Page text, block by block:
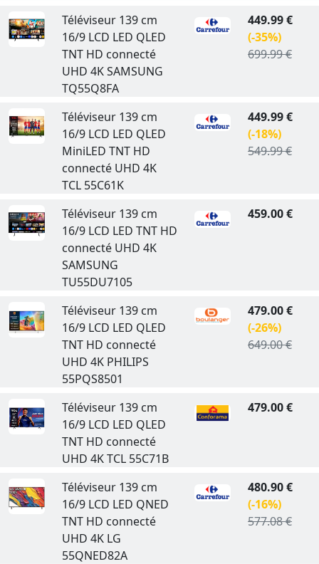
Téléviseur 139 cm
16/9 LCD LED QLED
TNT HD connecté
UHD 4K SAMSUNG
TQ55Q8FA
449.99 €
(-35%)
699.99 €
Téléviseur 139 cm
16/9 LCD LED QLED
MiniLED TNT HD
connecté UHD 4K
TCL 55C61K
449.99 €
(-18%)
549.99 €
Téléviseur 139 cm
16/9 LCD LED TNT HD
connecté UHD 4K
SAMSUNG
TU55DU7105
459.00 €
Téléviseur 139 cm
16/9 LCD LED QLED
TNT HD connecté
UHD 4K PHILIPS
55PQS8501
479.00 €
(-26%)
649.00 €
Téléviseur 139 cm
16/9 LCD LED QLED
TNT HD connecté
UHD 4K TCL 55C71B
479.00 €
Téléviseur 139 cm
16/9 LCD LED QNED
TNT HD connecté
UHD 4K LG
55QNED82A
480.90 €
(-16%)
577.08 €